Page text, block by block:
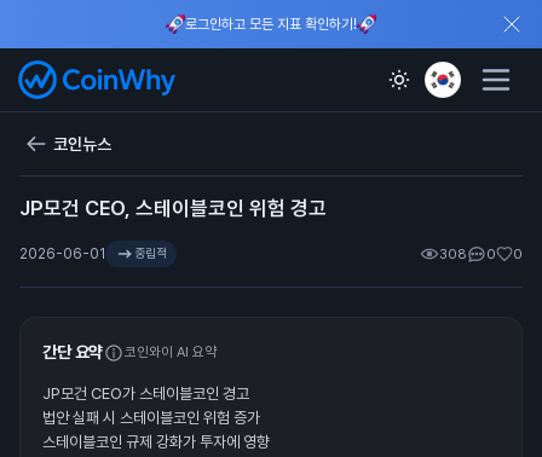
로그인하고 모든 지표 확인하기!
코인뉴스
JP모건 CEO, 스테이블코인 위험 경고
2026-06-01 중립적 308 0 0
간단 요약 코인와이 AI 요약
JP모건 CEO가 스테이블코인 경고
법안 실패 시 스테이블코인 위험 증가
스테이블코인 규제 강화가 투자에 영향